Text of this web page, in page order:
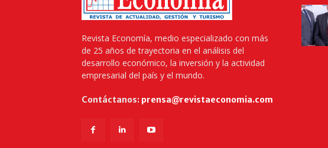
Revista Economía, medio especializado con más
de 25 años de trayectoria en el análisis del
desarrollo económico, la inversión y la actividad
empresarial del país y el mundo.
Contáctanos: prensa@revistaeconomia.com